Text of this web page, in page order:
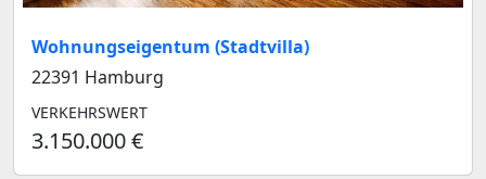
Wohnungseigentum (Stadtvilla)
22391 Hamburg
VERKEHRSWERT
3.150.000 €